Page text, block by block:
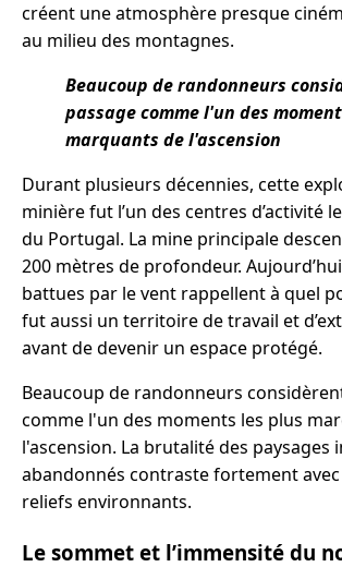
créent une atmosphère presque
au milieu des montagnes.
Beaucoup de randonneurs
passage comme l'un des
marquants de l'ascension
Durant plusieurs décennies, cette
minière fut l’un des centres d’activité
du Portugal. La mine principale
200 mètres de profondeur.
battues par le vent rappellent à quel
fut aussi un territoire de travail et
avant de devenir un espace protégé.
Beaucoup de randonneurs
comme l'un des moments les plus
l'ascension. La brutalité des paysages
abandonnés contraste fortement
reliefs environnants.
Le sommet et l’immensité du